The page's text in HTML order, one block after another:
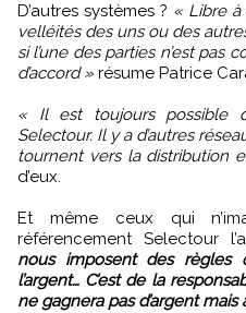
D’autres systèmes ? « Libre à
velléités des uns ou des
si l’une des parties n’est pas
d’accord » résume Patrice
« Il est toujours possible
Selectour. Il y a d’autres
tournent vers la distribution
d’eux.
Et même ceux qui
référencement Selectour
nous imposent des règles
l’argent… C’est de la
ne gagnera pas d’argent mais